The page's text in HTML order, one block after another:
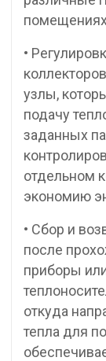
•
узлы,
подачу
заданных
отдельном
экономию
• Сбор и
после
приборы
откуда
тепла для